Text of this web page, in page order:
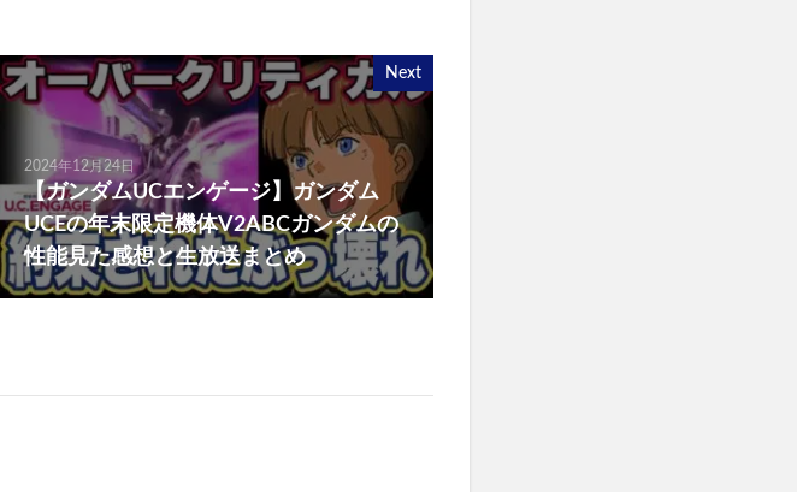
Next
2024年12月24日
【ガンダムUCエンゲージ】ガンダム
UCEの年末限定機体V2ABCガンダムの
性能見た感想と生放送まとめ